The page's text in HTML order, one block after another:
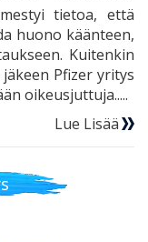
tietoa, että
huono käänteen,
Kuitenkin
Pfizer yritys
oikeusjuttuja.....
Lue Lisää